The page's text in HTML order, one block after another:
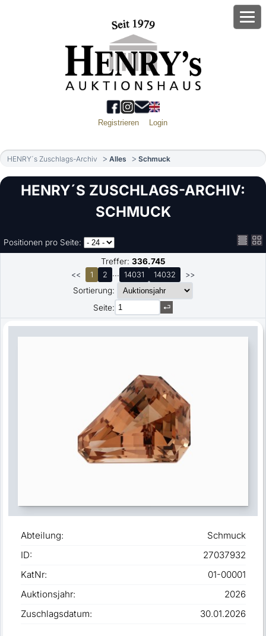
Registrieren Login
HENRY´s Zuschlags-Archiv Alles Schmuck
HENRY´S ZUSCHLAGS-ARCHIV:
SCHMUCK
Positionen pro Seite:
Treffer: 336.745
<< 1 2 ... 14031 14032 >>
Sortierung:
Seite:
Abteilung:
Schmuck
ID:
27037932
KatNr:
01-00001
Auktionsjahr:
2026
Zuschlagsdatum:
30.01.2026